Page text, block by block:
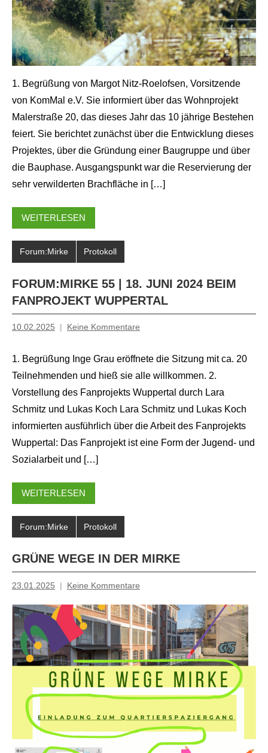
1. Begrüßung von Margot Nitz-Roelofsen, Vorsitzende
von KomMal e.V. Sie informiert über das Wohnprojekt
Malerstraße 20, das dieses Jahr das 10 jährige Bestehen
feiert. Sie berichtet zunächst über die Entwicklung dieses
Projektes, über die Gründung einer Baugruppe und über
die Bauphase. Ausgangspunkt war die Reservierung der
sehr verwilderten Brachfläche in […]
WEITERLESEN
Forum:Mirke Protokoll
FORUM:MIRKE 55 | 18. JUNI 2024 BEIM
FANPROJEKT WUPPERTAL
10.02.2025
Inge
Keine Kommentare
1. Begrüßung Inge Grau eröffnete die Sitzung mit ca. 20
Teilnehmenden und hieß sie alle willkommen. 2.
Vorstellung des Fanprojekts Wuppertal durch Lara
Schmitz und Lukas Koch Lara Schmitz und Lukas Koch
informierten ausführlich über die Arbeit des Fanprojekts
Wuppertal: Das Fanprojekt ist eine Form der Jugend- und
Sozialarbeit und […]
WEITERLESEN
Forum:Mirke Protokoll
GRÜNE WEGE IN DER MIRKE
23.01.2025
Inge
Grau
Keine Kommentare